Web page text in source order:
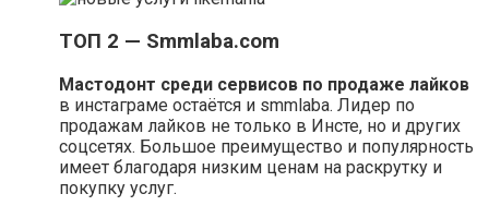
ТОП 2 — Smmlaba.com
Мастодонт среди сервисов по продаже лайков
в инстаграме остаётся и smmlaba. Лидер по
продажам лайков не только в Инсте, но и других
соцсетях. Большое преимущество и популярность
имеет благодаря низким ценам на раскрутку и
покупку услуг.